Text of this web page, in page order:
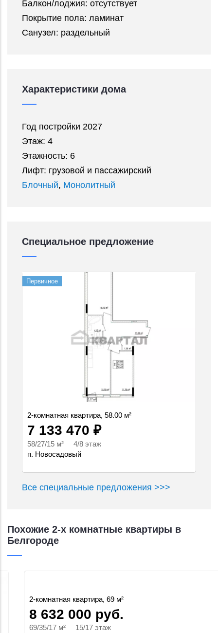
Балкон/лоджия: отсутствует
Покрытие пола: ламинат
Санузел: раздельный
Характеристики дома
Год постройки 2027
Этаж: 4
Этажность: 6
Лифт: грузовой и пассажирский
Блочный, Монолитный
Специальное предложение
Первичное
2-комнатная квартира, 58.00 м²
7 133 470 ₽
58/27/15 м² 4/8 этаж
п. Новосадовый
Все специальные предложения >>>
Похожие 2-х комнатные квартиры в
Белгороде
2-комнатная квартира, 69 м²
8 632 000 руб.
69/35/17 м² 15/17 этаж